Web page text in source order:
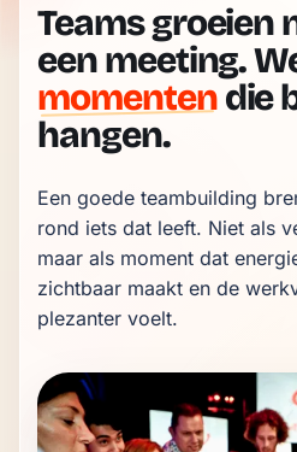
Teams groeien
een meeting.
momentendie
hangen.
Een goede teambuilding
rond iets dat leeft. Niet als
maar als moment dat
zichtbaar maakt en de
plezanter voelt.